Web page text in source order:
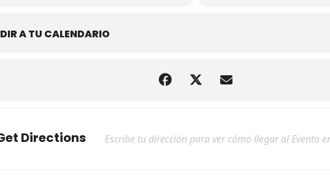
A TU CALENDARIO
Directions